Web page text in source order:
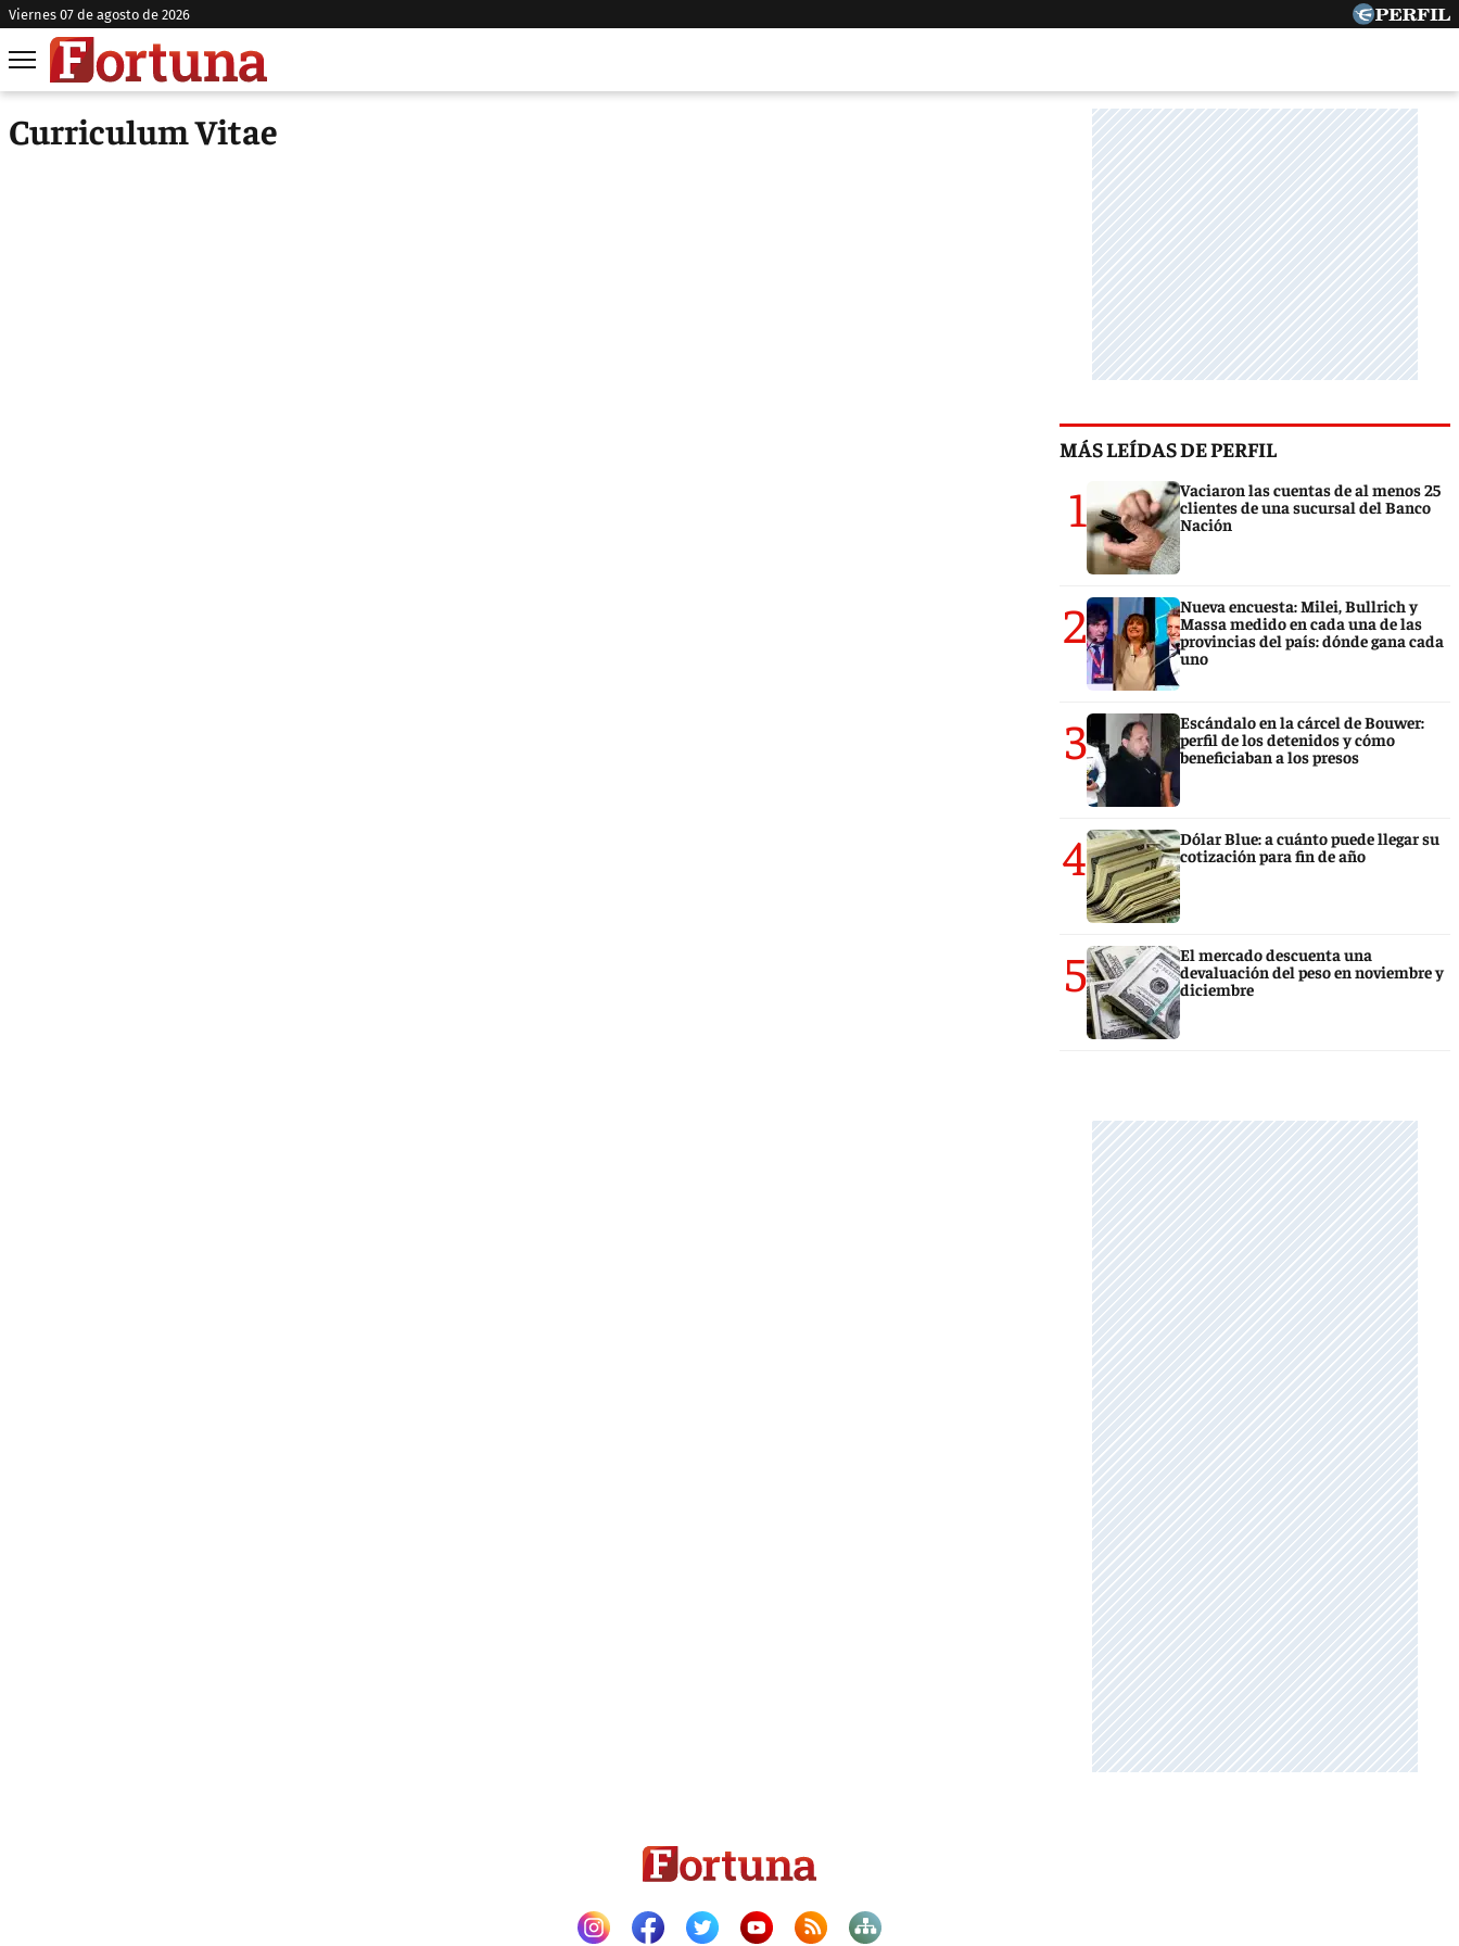
viernes 07 de agosto de 2026
Curriculum Vitae
MÁS LEÍDAS DE PERFIL
1
Vaciaron las cuentas de al menos 25
clientes de una sucursal del Banco
Nación
2
Nueva encuesta: Milei, Bullrich y
Massa medido en cada una de las
provincias del país: dónde gana cada
uno
3
Escándalo en la cárcel de Bouwer:
perfil de los detenidos y cómo
beneficiaban a los presos
4
Dólar Blue: a cuánto puede llegar su
cotización para fin de año
5
El mercado descuenta una
devaluación del peso en noviembre y
diciembre